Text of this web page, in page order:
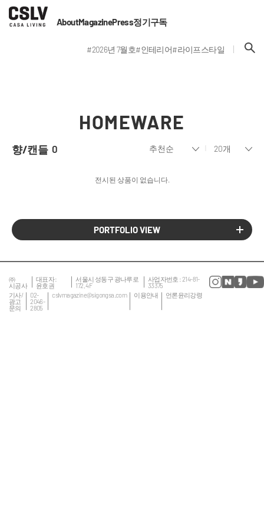
AboutMagazinePress정기구독
#2026년 7월호#인테리어#라이프스타일
HOMEWARE
향/캔들 0
전시된 상품이 없습니다.
PORTFOLIO VIEW
㈜
시공사
대표자 :
윤호권
서울시 성동구 광나루로
172, 4F
사업자번호 : 214-81-
33375
기사/
광고
문의
02-
2046-
2805
cslvmagazine@sigongsa.com 이용안내 언론윤리강령